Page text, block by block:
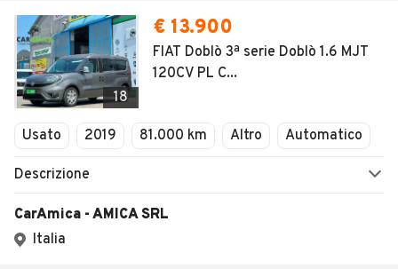
18
€ 13.900
FIAT Doblò 3ª serie Doblò 1.6 MJT
120CV PL C...
Usato 2019 81.000 km Altro Automatico
Descrizione
CarAmica - AMICA SRL
Italia